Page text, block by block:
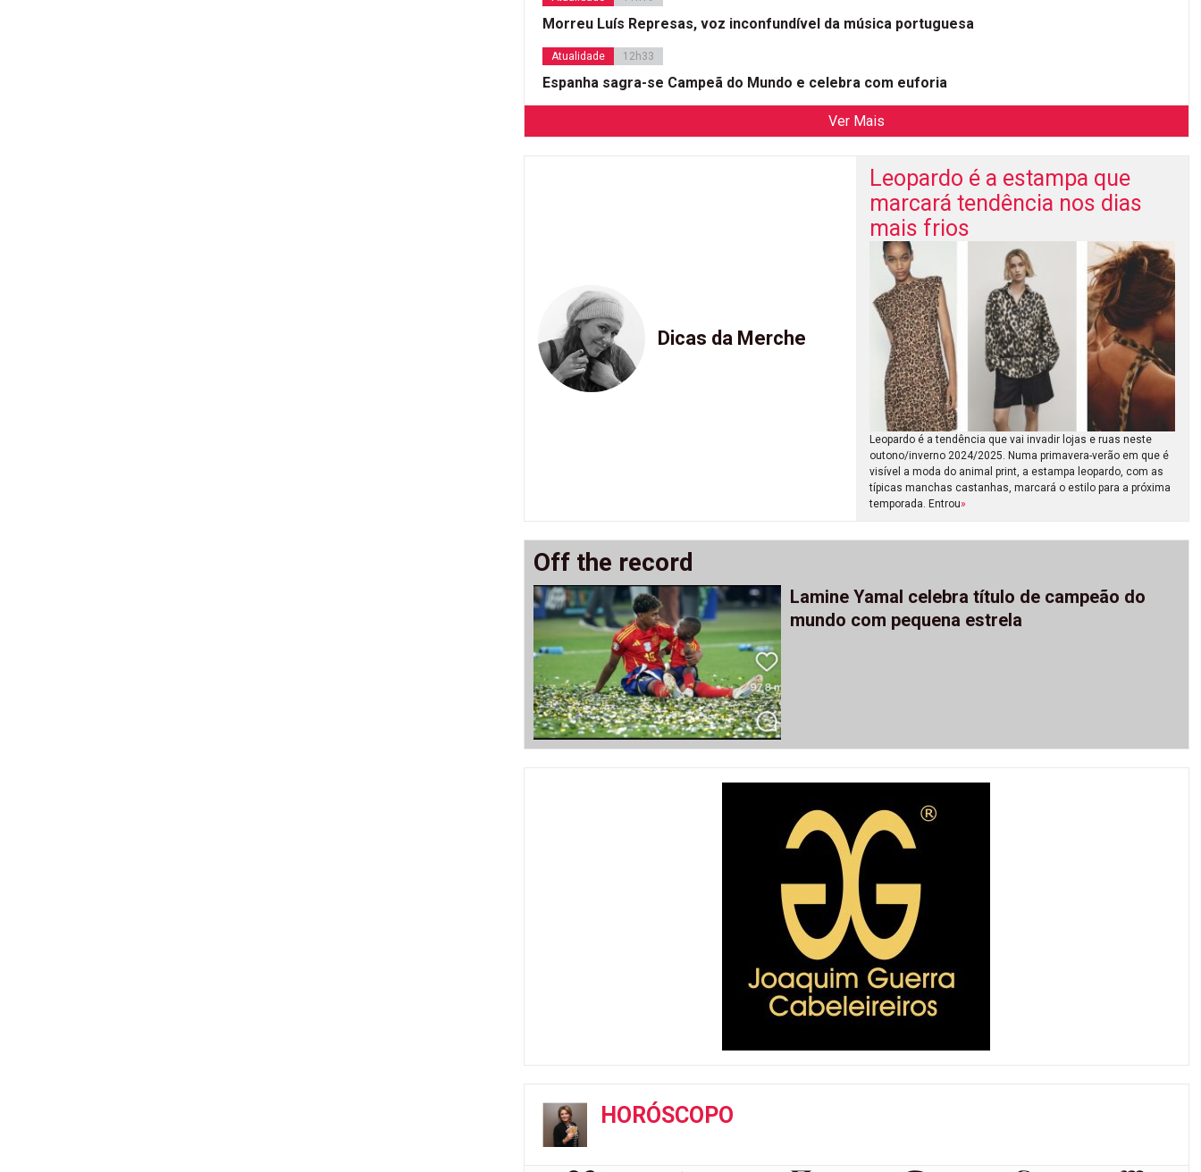
Morreu Luís Represas, voz inconfundível da música portuguesa
Atualidade 12h33
Espanha sagra-se Campeã do Mundo e celebra com euforia
Ver Mais
Dicas da Merche
Leopardo é a estampa que
marcará tendência nos dias
mais frios
Leopardo é a tendência que vai invadir lojas e ruas neste
outono/inverno 2024/2025. Numa primavera-verão em que é
visível a moda do animal print, a estampa leopardo, com as
típicas manchas castanhas, marcará o estilo para a próxima
temporada. Entrou»
Off the record
Lamine Yamal celebra título de campeão do
mundo com pequena estrela
HORÓSCOPO